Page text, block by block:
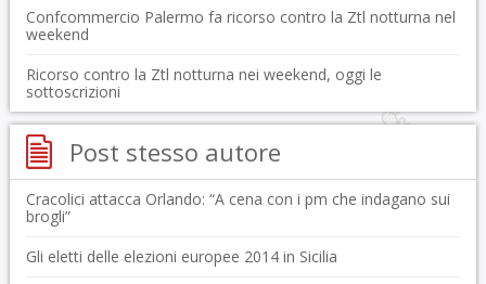
Confcommercio Palermo fa ricorso contro la Ztl notturna nel
weekend
Ricorso contro la Ztl notturna nei weekend, oggi le
sottoscrizioni
Post stesso autore
Cracolici attacca Orlando: “A cena con i pm che indagano sui
brogli”
Gli eletti delle elezioni europee 2014 in Sicilia